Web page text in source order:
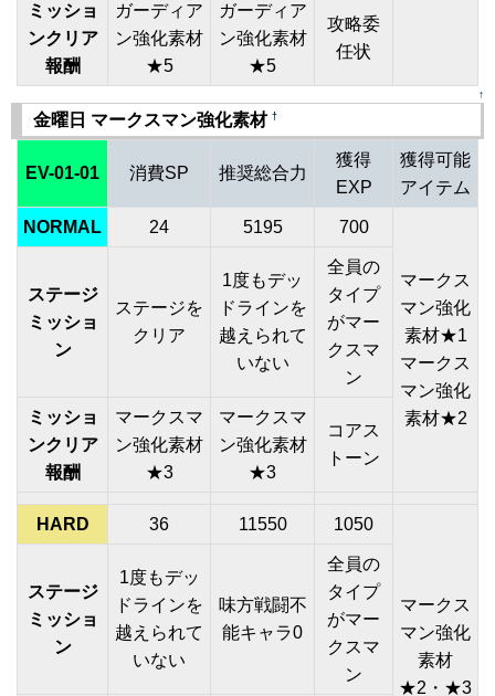
ミッショ
ンクリア
報酬
ガーディア
ン強化素材
★5
ガーディア
ン強化素材
★5
攻略委
任状
↑
金曜日 マークスマン強化素材 †
EV-01-01 消費SP 推奨総合力
獲得
EXP
獲得可能
アイテム
NORMAL 24 5195 700
マークス
マン強化
素材★1
マークス
マン強化
素材★2
ステージ
ミッショ
ン
ステージを
クリア
1度もデッ
ドラインを
越えられて
いない
全員の
タイプ
がマー
クスマ
ン
ミッショ
ンクリア
報酬
マークスマ
ン強化素材
★3
マークスマ
ン強化素材
★3
コアス
トーン
HARD 36 11550 1050
マークス
マン強化
素材
★2・★3
ステージ
ミッショ
ン
1度もデッ
ドラインを
越えられて
いない
味方戦闘不
能キャラ0
全員の
タイプ
がマー
クスマ
ン